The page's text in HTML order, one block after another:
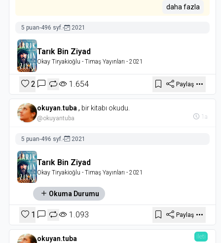
daha fazla
5 puan-496 syf.- 2021
Tarık Bin Ziyad
Okay Tiryakioğlu - Timaş Yayınları - 2021
2 1.654 Paylaş
okuyan.tuba , bir kitabı okudu.
@okuyantuba 1a
5 puan-496 syf.- 2021
Tarık Bin Ziyad
Okay Tiryakioğlu - Timaş Yayınları - 2021
Okuma Durumu
1 1.093 Paylaş
okuyan.tuba
İleti